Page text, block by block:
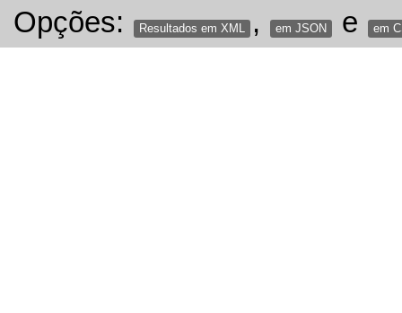
Opções: Resultados em XML , em JSON e em